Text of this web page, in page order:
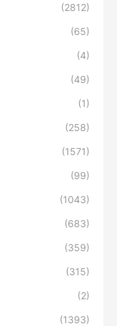
(2812)
(65)
(4)
(49)
(1)
(258)
(1571)
(99)
(1043)
(683)
(359)
(315)
(2)
(1393)